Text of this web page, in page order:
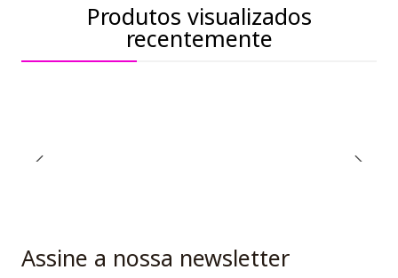
Produtos visualizados
recentemente
Assine a nossa newsletter